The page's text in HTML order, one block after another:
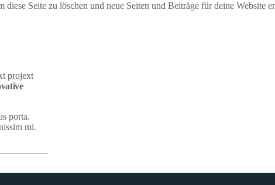
diese Seite zu löschen und neue Seiten und Beiträge für deine Website
projext
porta.
mi.